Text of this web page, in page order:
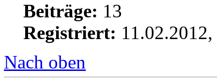
Beiträge: 13
Registriert:
Nach oben